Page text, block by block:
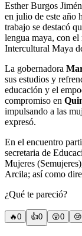
Esther Burgos
en julio de este año
trabajo se destacó
lengua maya, con el
Intercultural Maya
La gobernadora
sus estudios y
educación y el
compromiso en
impulsando a las
expresó.
En el encuentro
secretaria de
Mujeres
Arcila; así como
¿Qué te pareció?
🔥0 👍0 😲0 😢